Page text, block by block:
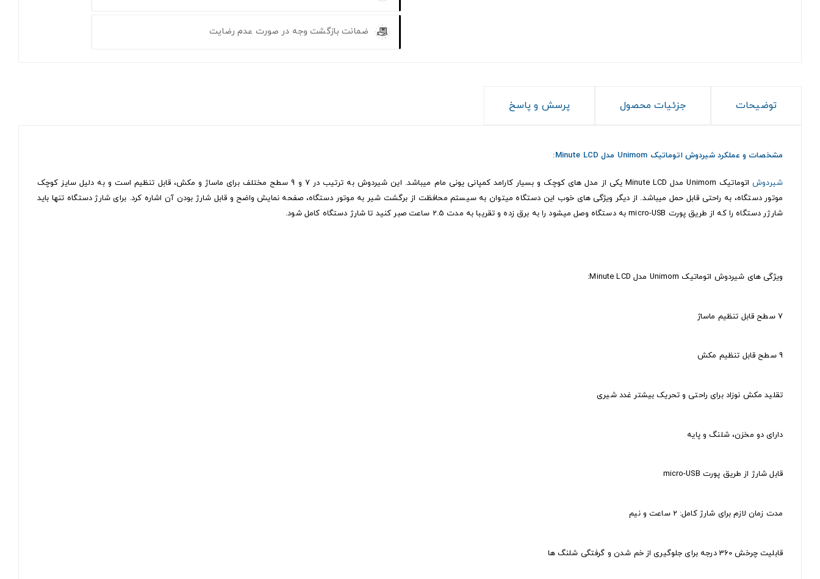
ضمانت بازگشت وجه در صورت عدم رضایت
توضیحات جزئیات محصول پرسش و پاسخ
مشخصات و عملکرد شیردوش اتوماتیک Unimom مدل Minute LCD:
شیردوش
اتوماتیک Unimom مدل Minute LCD یکی از مدل های کوچک و بسیار کارامد کمپانی یونی مام میباشد. این شیردوش به ترتیب در 7 و 9 سطح مختلف برای ماساژ و مکش، قابل تنظیم است و به دلیل سایز کوچک
موتور دستگاه، به راحتی قابل حمل میباشد. از دیگر ویژگی های خوب این دستگاه میتوان به سیستم محافظت از برگشت شیر به موتور دستگاه، صفحه نمایش واضح و قابل شارژ بودن آن اشاره کرد. برای شارژ دستگاه تنها باید
شارژر دستگاه را که از طریق پورت micro-USB به دستگاه وصل میشود را به برق زده و تقریبا به مدت 2.5 ساعت صبر کنید تا شارژ دستگاه کامل شود.
ویژگی های شیردوش اتوماتیک Unimom مدل Minute LCD:
7 سطح قابل تنظیم ماساژ
9 سطح قابل تنظیم مکش
تقلید مکش نوزاد برای راحتی و تحریک بیشتر غدد شیری
دارای دو مخزن، شلنگ و پایه
قابل شارژ از طریق پورت micro-USB
مدت زمان لازم برای شارژ کامل: 2 ساعت و نیم
قابلیت چرخش 360 درجه برای جلوگیری از خم شدن و گرفتگی شلنگ ها